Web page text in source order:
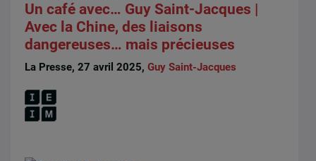
Un café avec… Guy Saint-Jacques |
Avec la Chine, des liaisons
dangereuses… mais précieuses
La Presse, 27 avril 2025,Guy Saint-Jacques